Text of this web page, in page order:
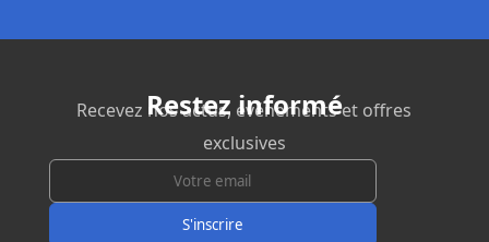
Restez informé
Recevez nos actus, événements et offres
exclusives